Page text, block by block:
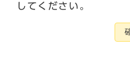
してください。